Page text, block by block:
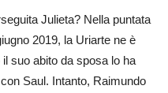
Julieta? Nella puntata
2019, la Uriarte ne è
suo abito da sposa lo ha
Saul. Intanto, Raimundo